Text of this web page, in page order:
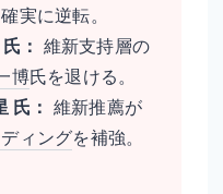
実に逆転。
： 維新支持層の
博氏を退ける。
氏： 維新推薦が
ィングを補強。